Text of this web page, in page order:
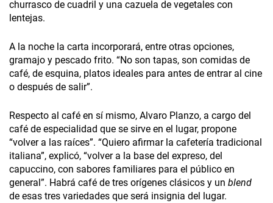
churrasco de cuadril y una cazuela de vegetales con
lentejas.
A la noche la carta incorporará, entre otras opciones,
gramajo y pescado frito. “No son tapas, son comidas de
café, de esquina, platos ideales para antes de entrar al cine
o después de salir”.
Respecto al café en sí mismo, Alvaro Planzo, a cargo del
café de especialidad que se sirve en el lugar, propone
“volver a las raíces”. “Quiero afirmar la cafetería tradicional
italiana”, explicó, “volver a la base del expreso, del
capuccino, con sabores familiares para el público en
general”. Habrá café de tres orígenes clásicos y un blend
de esas tres variedades que será insignia del lugar.